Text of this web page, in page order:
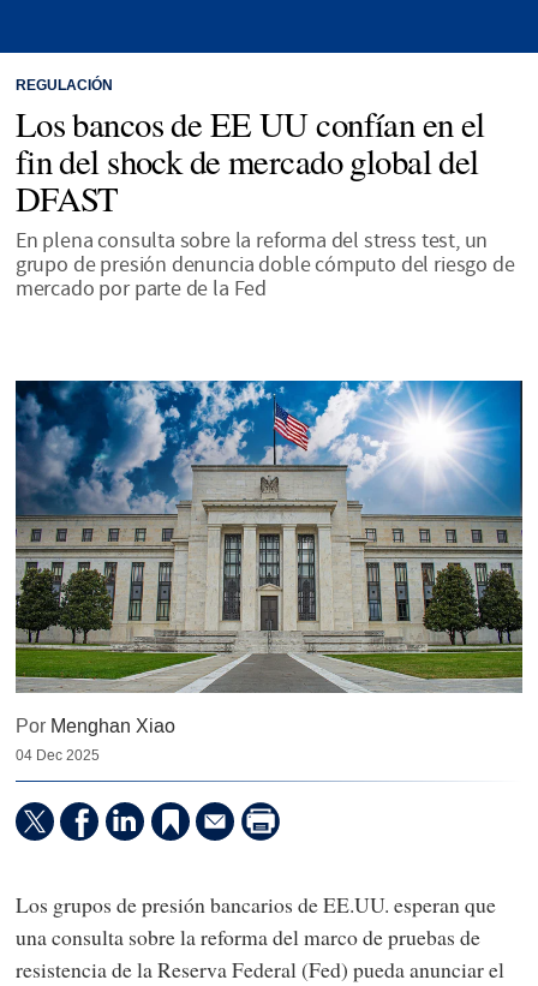
REGULACIÓN
Los bancos de EE UU confían en el
fin del shock de mercado global del
DFAST
En plena consulta sobre la reforma del stress test, un
grupo de presión denuncia doble cómputo del riesgo de
mercado por parte de la Fed
Por Menghan Xiao
04 Dec 2025
Los grupos de presión bancarios de EE.UU. esperan que
una consulta sobre la reforma del marco de pruebas de
resistencia de la Reserva Federal (Fed) pueda anunciar el